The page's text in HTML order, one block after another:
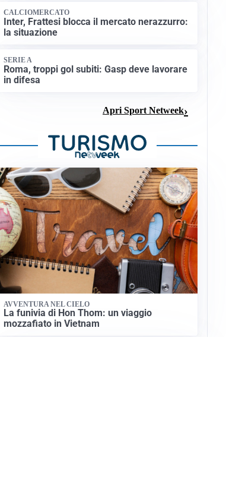
CALCIOMERCATO
Inter, Frattesi blocca il mercato nerazzurro:
la situazione
SERIE A
Roma, troppi gol subiti: Gasp deve lavorare
in difesa
Apri Sport Netweek
AVVENTURA NEL CIELO
La funivia di Hon Thom: un viaggio
mozzafiato in Vietnam